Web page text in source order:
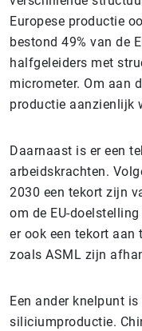
Europese productie
bestond 49% van de
halfgeleiders met
micrometer. Om aan
productie aanzienlijk
Daarnaast is er een
arbeidskrachten.
2030 een tekort zijn
om de EU-
er ook een tekort aan
zoals ASML zijn
Een ander knelpunt
siliciumproductie.